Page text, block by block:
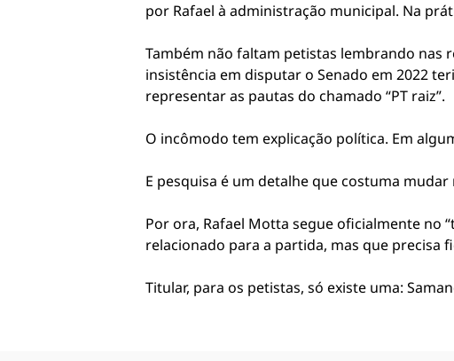
por Rafael à administração municipal. Na
Também não faltam petistas lembrando nas
insistência em disputar o Senado em 2022
representar as pautas do chamado “PT raiz”.
O incômodo tem explicação política. Em
E pesquisa é um detalhe que costuma
Por ora, Rafael Motta segue oficialmente no
relacionado para a partida, mas que precisa
Titular, para os petistas, só existe uma: